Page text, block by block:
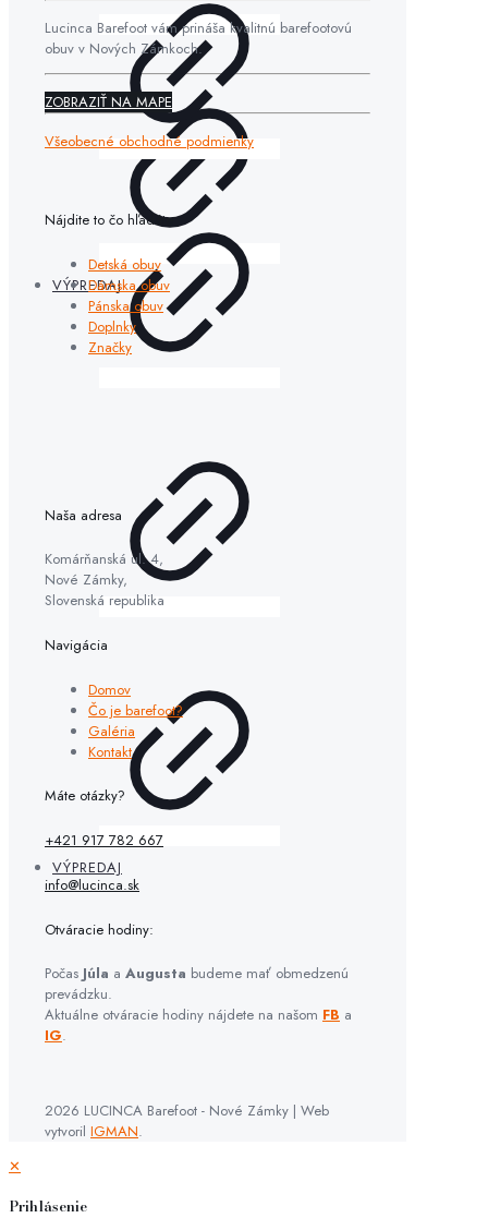
VÝPREDAJ
VÝPREDAJ
Lucinca Barefoot vám prináša kvalitnú barefootovú
obuv v Nových Zámkoch.
ZOBRAZIŤ NA MAPE
Všeobecné obchodné podmienky
Nájdite to čo hľadáte
Detská obuv
Dámska obuv
Pánska obuv
Doplnky
Značky
Naša adresa
Komárňanská ul. 4,
Nové Zámky,
Slovenská republika
Navigácia
Domov
Čo je barefoot?
Galéria
Kontakt
Máte otázky?
+421 917 782 667
info@lucinca.sk
Otváracie hodiny:
Počas Júla a Augusta budeme mať obmedzenú
prevádzku.
Aktuálne otváracie hodiny nájdete na našom FB a
IG.
2026 LUCINCA Barefoot - Nové Zámky | Web
vytvoril IGMAN.
✕
Prihlásenie